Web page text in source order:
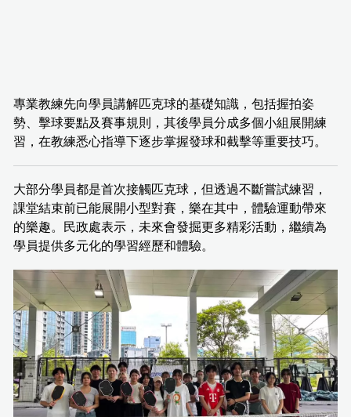
專業教練先向學員講解匹克球的基礎知識，包括握拍姿
勢、擊球要點及賽事規則，其後學員分成多個小組展開練
習，在教練悉心指導下逐步掌握發球和截擊等重要技巧。
大部分學員都是首次接觸匹克球，但透過不斷嘗試練習，
課堂結束前已能展開小型對賽，樂在其中，體驗運動帶來
的樂趣。民政處表示，未來會發掘更多精彩活動，繼續為
學員提供多元化的學習經歷和體驗。